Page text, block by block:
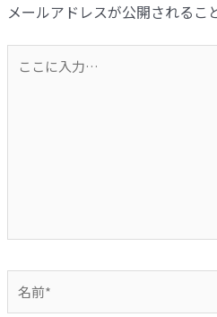
メールアドレスが公開されるこ